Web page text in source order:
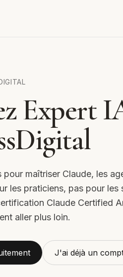
Expert
pour maîtriser Claude, les
les praticiens, pas pour
Claude Certified
aller plus loin.
J'ai déjà un